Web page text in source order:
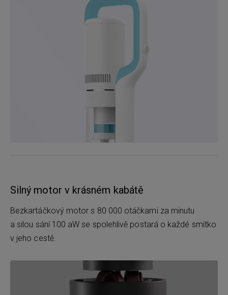
Silný motor v krásném kabátě
Bezkartáčkový motor s 80 000 otáčkami za minutu
a silou sání 100 aW se spolehlivě postará o každé smítko
v jeho cestě.